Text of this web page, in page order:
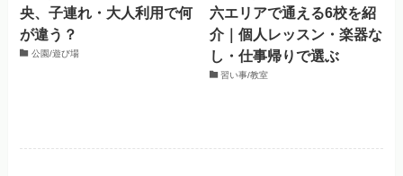
央、子連れ・大人利用で何
が違う？
公園/遊び場
六エリアで通える6校を紹
介｜個人レッスン・楽器な
し・仕事帰りで選ぶ
習い事/教室